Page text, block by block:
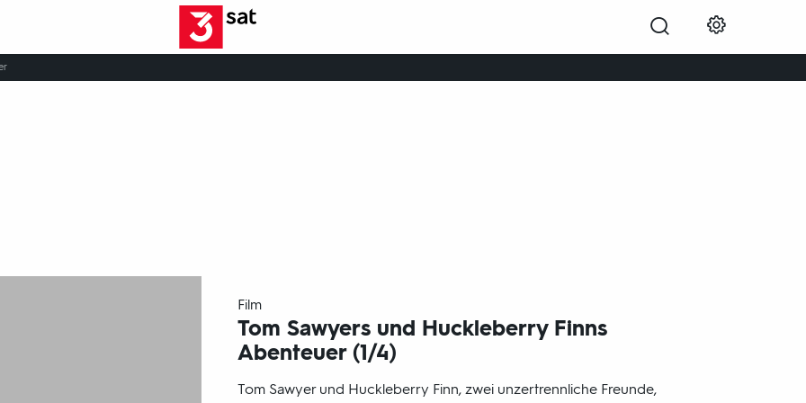
Film-
Tom Sawyers und Huckleberry Finns
Abenteuer (1/4)
Tom Sawyer und Huckleberry Finn, zwei unzertrennliche Freunde,